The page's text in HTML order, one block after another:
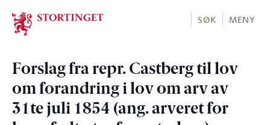
Stortinget.no
SØK MENY
Forslag fra repr. Castberg til lov
om forandring i lov om arv av
31te juli 1854 (ang. arveret for